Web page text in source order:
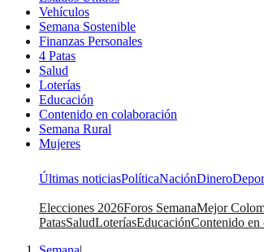
Vehículos
Semana Sostenible
Finanzas Personales
4 Patas
Salud
Loterías
Educación
Contenido en colaboración
Semana Rural
Mujeres
Últimas noticiasPolíticaNaciónDinero
Elecciones 2026Foros SemanaMejor
PatasSaludLoteríasEducaciónContenido en